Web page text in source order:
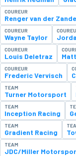
COUREUR
Renger van der Zande
COUREUR
Wayne Taylor
COUREUR
Louis Deletraz
COUREUR
Frederic Vervisch
TEAM
Turner Motorsport
TEAM
Inception Racing
TEAM
Gradient Racing
TEAM
JDC/Miller